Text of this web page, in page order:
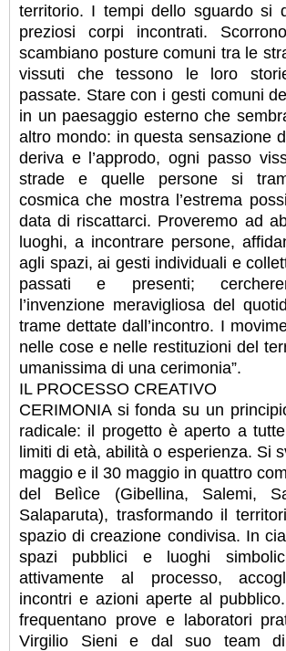
territorio. I tempi dello sguardo si
preziosi corpi incontrati.
scambiano posture comuni tra le
vissuti che tessono le loro
passate. Stare con i gesti comuni
in un paesaggio esterno che
altro mondo: in questa sensazione
deriva e l’approdo, ogni passo
strade e quelle persone si
cosmica che mostra l’estrema
data di riscattarci. Proveremo ad
luoghi, a incontrare persone,
agli spazi, ai gesti individuali e
passati e presenti;
l’invenzione meravigliosa del
trame dettate dall’incontro. I
nelle cose e nelle restituzioni del
umanissima di una cerimonia”.
IL PROCESSO CREATIVO
CERIMONIA si fonda su un
radicale: il progetto è aperto a
limiti di età, abilità o esperienza. Si
maggio e il 30 maggio in quattro
del Belìce (Gibellina, Salemi,
Salaparuta), trasformando il
spazio di creazione condivisa. In
spazi pubblici e luoghi
attivamente al processo,
incontri e azioni aperte al
frequentano prove e laboratori
Virgilio Sieni e dal suo team